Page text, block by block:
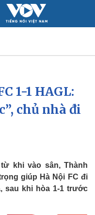
Xã hội
Tin 24h
Dự báo thời tiết
1-1 HAGL:
chủ nhà đi
khi vào sân, Thành
giúp Hà Nội FC đi
sau khi hòa 1-1 trước